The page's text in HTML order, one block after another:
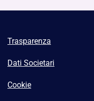
Trasparenza
Dati Societari
Cookie